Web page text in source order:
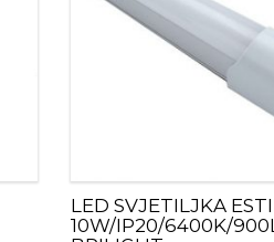
LED SVJETILJKA
10W/IP20/6400K/